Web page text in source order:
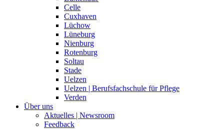
Celle
Cuxhaven
Lüchow
Lüneburg
Nienburg
Rotenburg
Soltau
Stade
Uelzen
Uelzen | Berufsfachschule für Pflege
Verden
Über uns
Aktuelles | Newsroom
Feedback